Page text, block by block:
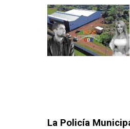
La Policía